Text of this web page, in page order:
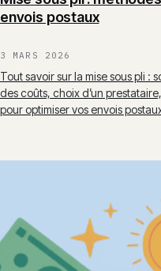
envois postaux
3 MARS 2026
Tout savoir sur la mise sous pli :
des coûts, choix d’un
pour optimiser vos envois